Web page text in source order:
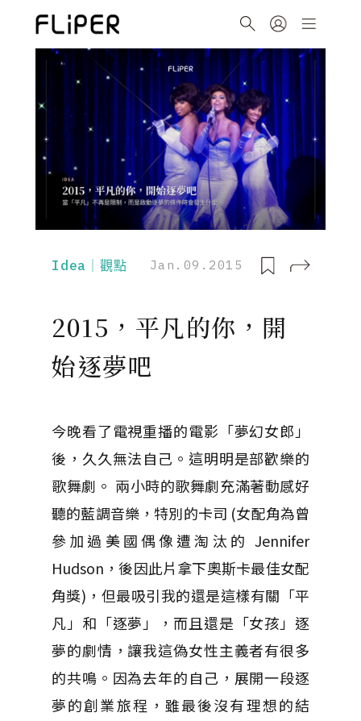
Idea｜觀點 Jan.09.2015
2015，平凡的你，開
始逐夢吧
今晚看了電視重播的電影「夢幻女郎」
後，久久無法自己。這明明是部歡樂的
歌舞劇。 兩小時的歌舞劇充滿著動感好
聽的藍調音樂，特別的卡司 (女配角為曾
參加過美國偶像遭淘汰的 Jennifer
Hudson，後因此片拿下奧斯卡最佳女配
角獎)，但最吸引我的還是這樣有關「平
凡」和「逐夢」，而且還是「女孩」逐
夢的劇情，讓我這偽女性主義者有很多
的共鳴。因為去年的自己，展開一段逐
夢的創業旅程，雖最後沒有理想的結